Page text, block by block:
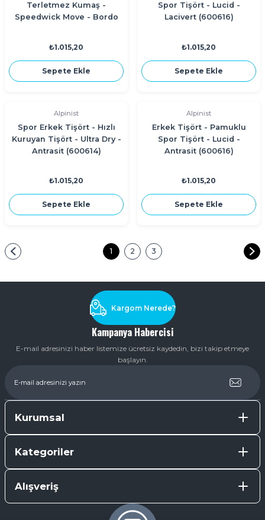
Terletmez Kumaş -
Speedwick Move - Bordo
₺1.015,20
Sepete Ekle
Spor Tişört - Lucid -
Lacivert (600616)
₺1.015,20
Sepete Ekle
Alpinist
Spor Erkek Tişört - Hızlı
Kuruyan Tişört - Ultra Dry -
Antrasit (600614)
₺1.015,20
Sepete Ekle
Alpinist
Erkek Tişört - Pamuklu
Spor Tişört - Lucid -
Antrasit (600616)
₺1.015,20
Sepete Ekle
1 2 3
Kampanya Habercisi
E-mail adresinizi haber listemize ücretsiz kaydedin, bizi takip etmeye
başlayın.
Kargom Nerede?
Kurumsal
Kategoriler
Alışveriş